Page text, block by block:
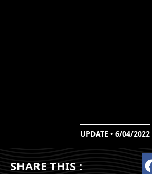
UPDATE • 6/04/2022
SHARE THIS :